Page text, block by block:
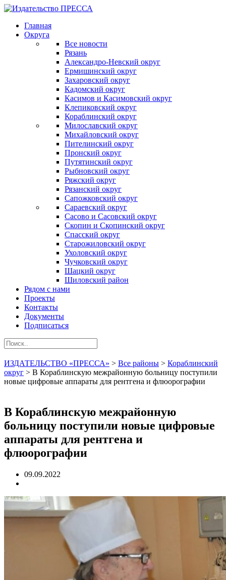
Главная
Округа
Все новости
Рязань
Александро-Невский округ
Ермишинский округ
Захаровский округ
Кадомский округ
Касимов и Касимовский округ
Клепиковский округ
Кораблинский округ
Милославский округ
Михайловский округ
Пителинский округ
Пронский округ
Путятинский округ
Рыбновский округ
Ряжский округ
Рязанский округ
Сапожковский округ
Сараевский округ
Сасово и Сасовский округ
Скопин и Скопинский округ
Спасский округ
Старожиловский округ
Ухоловский округ
Чучковский округ
Шацкий округ
Шиловский район
Рядом с нами
Проекты
Контакты
Документы
Подписаться
ИЗДАТЕЛЬСТВО «ПРЕССА» > Все районы > Кораблинский
округ > В Кораблинскую межрайонную больницу поступили
новые цифровые аппараты для рентгена и флюорографии
В Кораблинскую межрайонную
больницу поступили новые цифровые
аппараты для рентгена и
флюорографии
09.09.2022